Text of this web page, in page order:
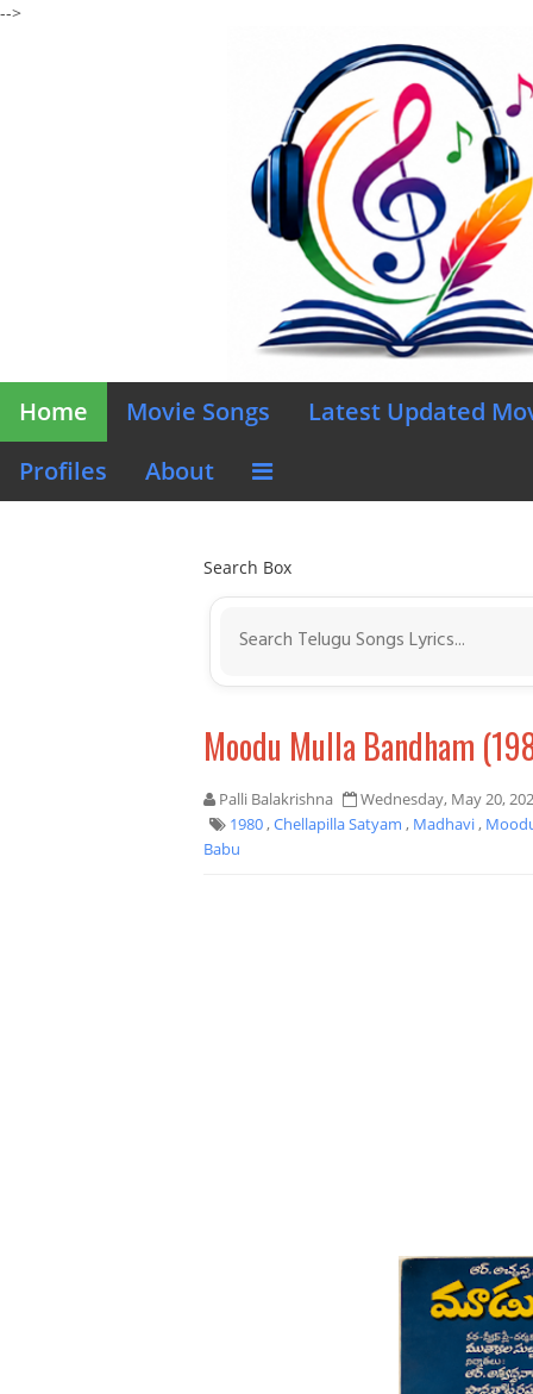
-->
Home Movie Songs
Latest Updated
Profiles
About
Search Box
Moodu Mulla Bandham
Palli Balakrishna
Wednesday, May 20,
1980,Chellapilla Satyam , Madhavi,
Babu